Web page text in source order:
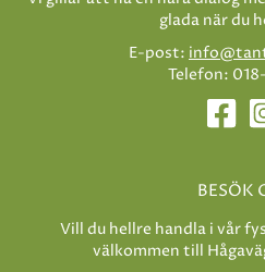
glada när du
E-post:
Telefon:
BESÖK
Vill du hellre handla i vår
välkommen till